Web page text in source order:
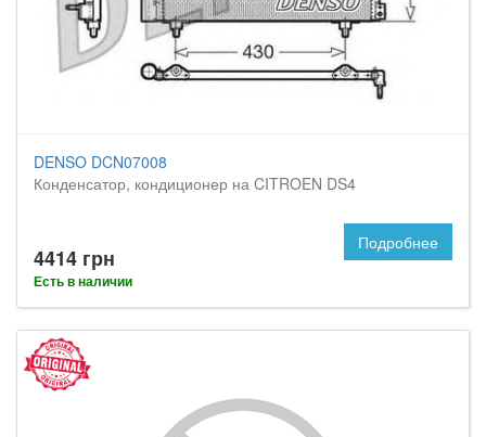
DENSO DCN07008
Конденсатор, кондиционер на CITROEN DS4
4414 грн
Есть в наличии
Подробнее